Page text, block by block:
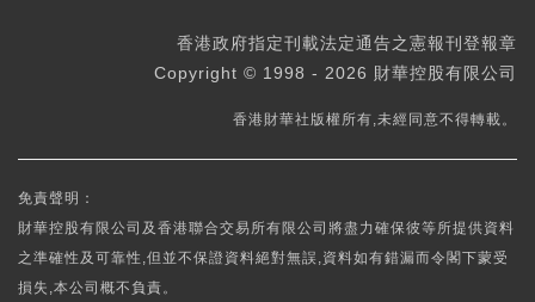
香港政府指定刊載法定通告之憲報刊登報章
Copyright © 1998 - 2026 財華控股有限公司
香港財華社版權所有,未經同意不得轉載。
免責聲明：
財華控股有限公司及香港聯合交易所有限公司將盡力確保彼等所提供資料
之準確性及可靠性,但並不保證資料絕對無誤,資料如有錯漏而令閣下蒙受
損失,本公司概不負責。